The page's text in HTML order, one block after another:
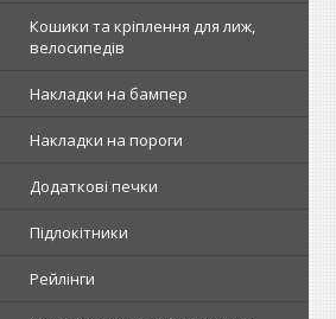
Кошики та кріплення для лиж,
велосипедів
Накладки на бампер
Накладки на пороги
Додаткові печки
Підлокітники
Рейлінги